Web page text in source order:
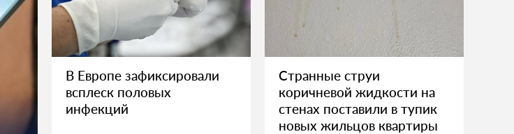
В Европе зафиксировали
всплеск половых
инфекций
Странные струи
коричневой жидкости на
стенах поставили в тупик
новых жильцов квартиры